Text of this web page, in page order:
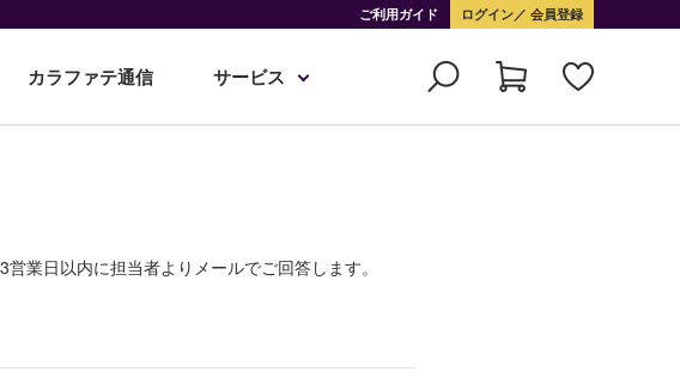
ご利用ガイド ログイン 会員登録
カラファテ通信 サービス
業日以内に担当者よりメールでご回答します。